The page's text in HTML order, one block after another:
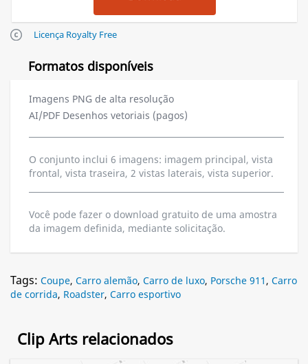
Licença Royalty Free
Formatos disponíveis
Imagens PNG de alta resolução
AI/PDF Desenhos vetoriais (pagos)
O conjunto inclui 6 imagens: imagem principal, vista
frontal, vista traseira, 2 vistas laterais, vista superior.
Você pode fazer o download gratuito de uma amostra
da imagem definida, mediante solicitação.
Tags: Coupe, Carro alemão, Carro de luxo, Porsche 911 , Carro
de corrida, Roadster, Carro esportivo
Clip Arts relacionados